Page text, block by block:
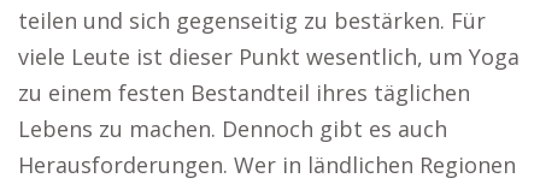
teilen und sich gegenseitig zu bestärken. Für
viele Leute ist dieser Punkt wesentlich, um Yoga
zu einem festen Bestandteil ihres täglichen
Lebens zu machen. Dennoch gibt es auch
Herausforderungen. Wer in ländlichen Regionen